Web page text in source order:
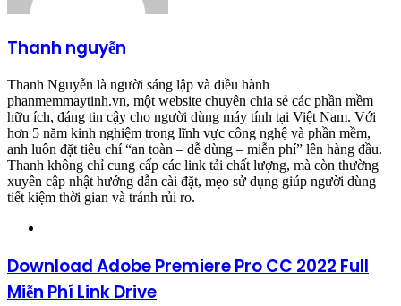
Thanh nguyễn
Thanh Nguyễn là người sáng lập và điều hành
phanmemmaytinh.vn, một website chuyên chia sẻ các phần mềm
hữu ích, đáng tin cậy cho người dùng máy tính tại Việt Nam. Với
hơn 5 năm kinh nghiệm trong lĩnh vực công nghệ và phần mềm,
anh luôn đặt tiêu chí “an toàn – dễ dùng – miễn phí” lên hàng đầu.
Thanh không chỉ cung cấp các link tải chất lượng, mà còn thường
xuyên cập nhật hướng dẫn cài đặt, mẹo sử dụng giúp người dùng
tiết kiệm thời gian và tránh rủi ro.
Download Adobe Premiere Pro CC 2022 Full
Miễn Phí Link Drive